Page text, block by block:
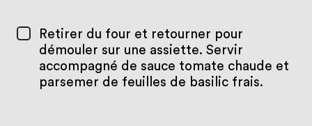
Retirer du four et retourner pour
démouler sur une assiette. Servir
accompagné de sauce tomate chaude et
parsemer de feuilles de basilic frais.